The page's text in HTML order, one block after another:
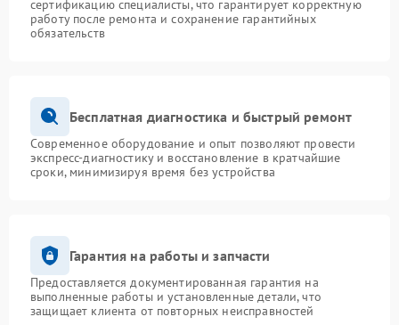
сертификацию специалисты, что гарантирует корректную
работу после ремонта и сохранение гарантийных
обязательств
Бесплатная диагностика и быстрый ремонт
Современное оборудование и опыт позволяют провести
экспресс-диагностику и восстановление в кратчайшие
сроки, минимизируя время без устройства
Гарантия на работы и запчасти
Предоставляется документированная гарантия на
выполненные работы и установленные детали, что
защищает клиента от повторных неисправностей